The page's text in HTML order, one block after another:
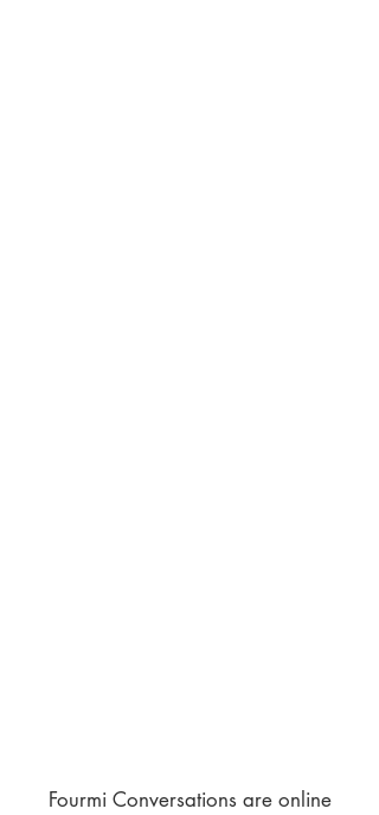
Fourmi Conversations are online